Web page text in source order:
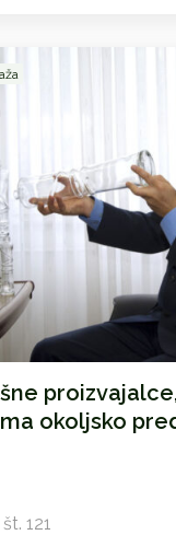
okoljsko
121